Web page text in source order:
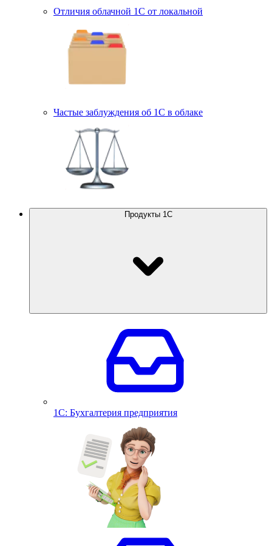
Отличия облачной 1С от локальной
Частые заблуждения об 1С в облаке
Продукты 1С
1С: Бухгалтерия предприятия